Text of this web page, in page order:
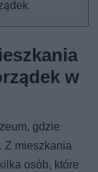
w
gdzie
Z mieszkania
osób, które